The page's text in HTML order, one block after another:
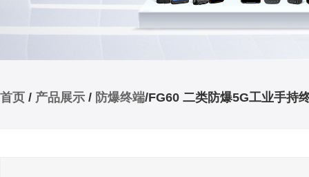
首页 / 产品展示 / 防爆终端/FG60 二类防爆5G工业手持